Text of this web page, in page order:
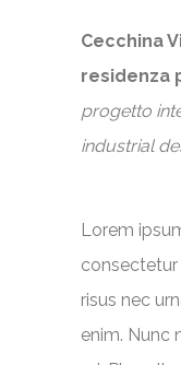
Cecchina
residenza
progetto
industrial
Lorem
consectetur
risus nec
enim. Nunc